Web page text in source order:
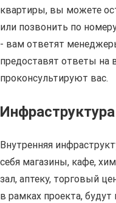
квартиры, вы можете
или позвонить по
- вам ответят
предоставят ответы на
проконсультируют вас.
Внутренняя
себя магазины, кафе,
зал, аптеку, торговый
в рамках проекта,